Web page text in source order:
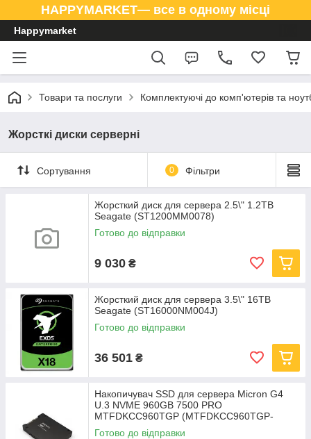
HAPPYMARKET— все в одному місці
Happymarket
Товари та послуги Комплектуючі до комп'ютерів та
Жорсткі диски серверні
Сортування 0 Фільтри
Жорсткий диск для сервера 2.5\" 1.2TB
Seagate (ST1200MM0078)
Готово до відправки
9 030 ₴
Жорсткий диск для сервера 3.5\" 16TB
Seagate (ST16000NM004J)
Готово до відправки
36 501 ₴
Накопичувач SSD для сервера Micron G4
U.3 NVME 960GB 7500 PRO
MTFDKCC960TGP (MTFDKCC960TGP-
1BK1DABYYR)
Готово до відправки